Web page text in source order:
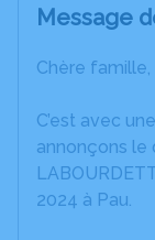
Message
Chère famille,
C’est avec
annonçons le
2024 à Pau.